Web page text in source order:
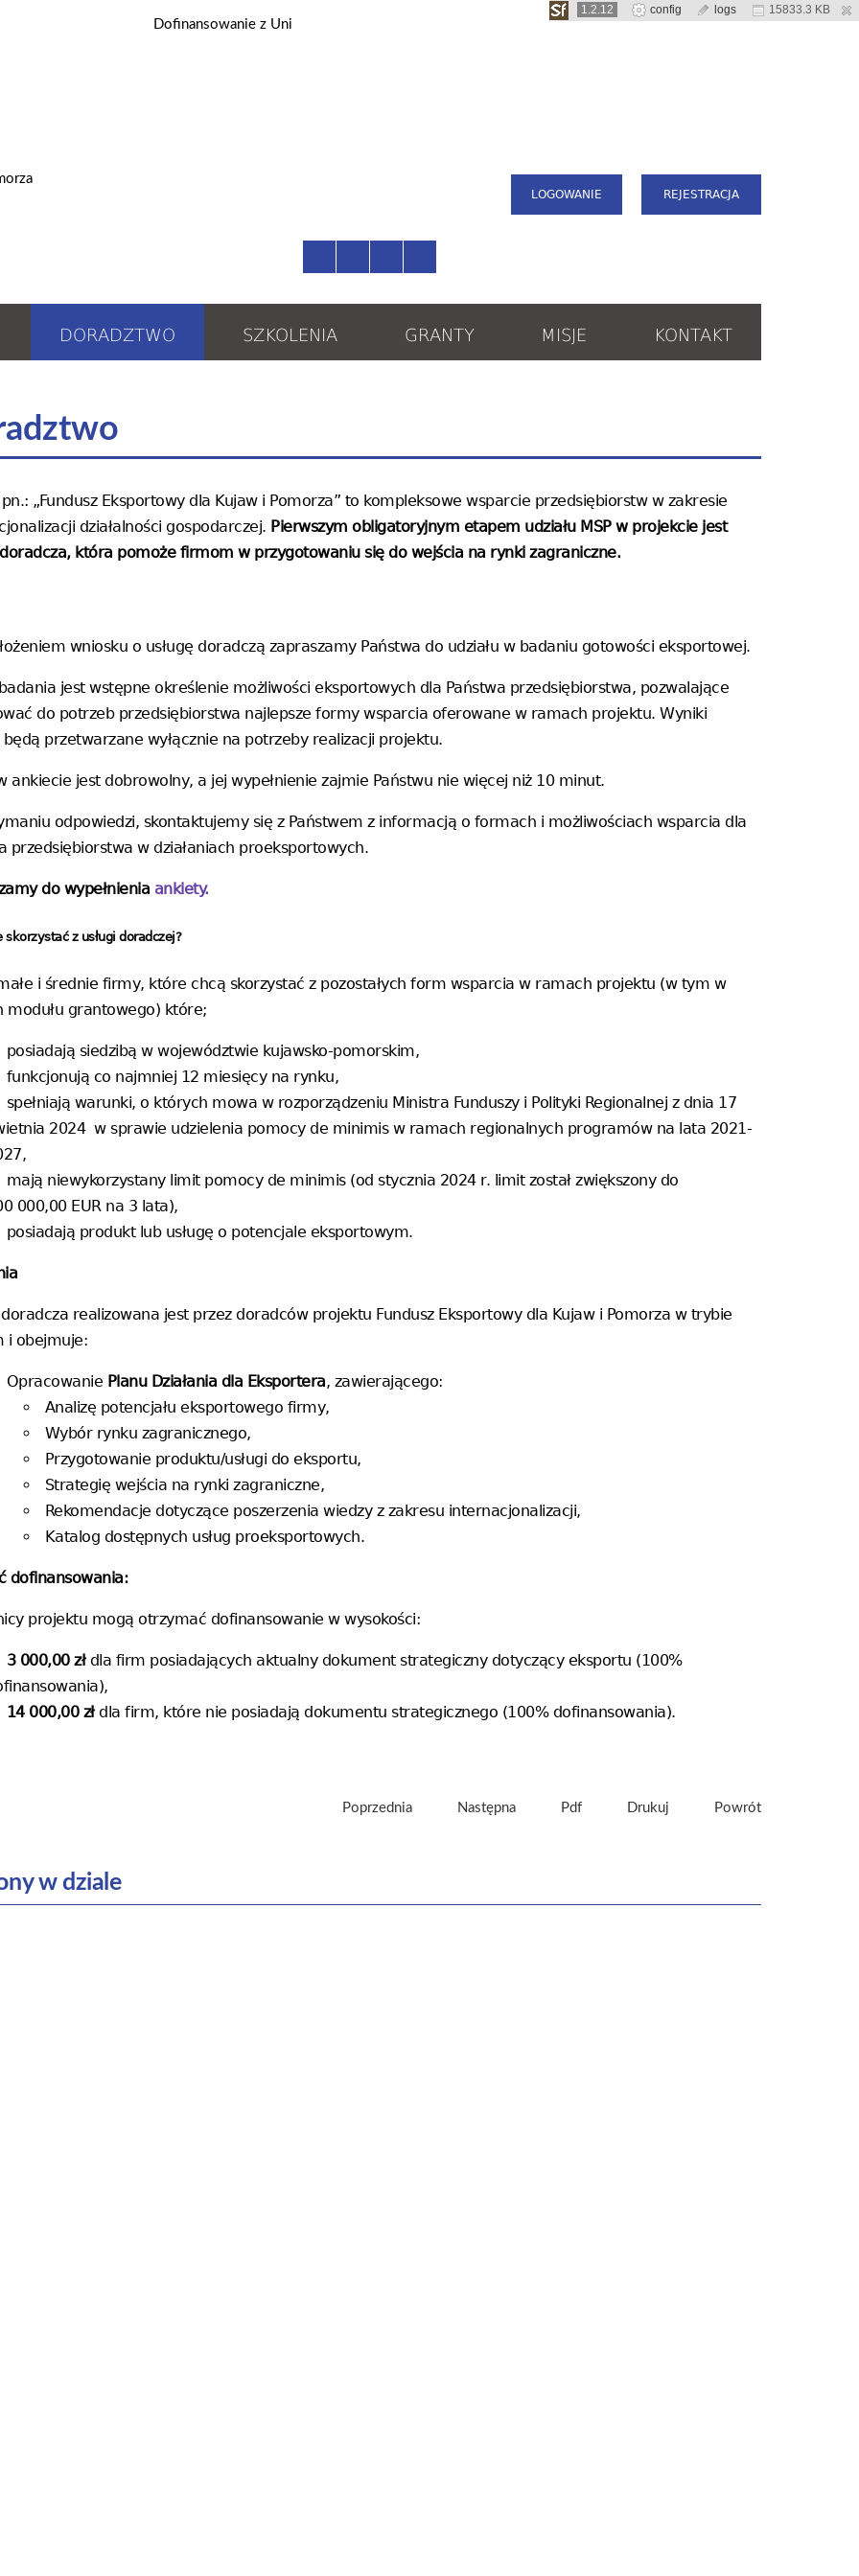
LOGOWANIE REJESTRACJA
DORADZTWO SZKOLENIA GRANTY MISJE KONTAKT
„Fundusz Eksportowy dla Kujaw i Pomorza” to kompleksowe wsparcie przedsiębiorstw w zakresie
działalności gospodarczej. Pierwszym obligatoryjnym etapem udziału MSP w projekcie jest
doradcza, która pomoże firmom w przygotowaniu się do wejścia na rynki zagraniczne.
wniosku o usługę doradczą zapraszamy Państwa do udziału w badaniu gotowości eksportowej.
jest wstępne określenie możliwości eksportowych dla Państwa przedsiębiorstwa, pozwalające
do potrzeb przedsiębiorstwa najlepsze formy wsparcia oferowane w ramach projektu. Wyniki
przetwarzane wyłącznie na potrzeby realizacji projektu.
ankiecie jest dobrowolny, a jej wypełnienie zajmie Państwu nie więcej niż 10 minut.
odpowiedzi, skontaktujemy się z Państwem z informacją o formach i możliwościach wsparcia dla
przedsiębiorstwa w działaniach proeksportowych.
do wypełnienia ankiety.
skorzystać z usługi doradczej?
i średnie firmy, które chcą skorzystać z pozostałych form wsparcia w ramach projektu (w tym w
modułu grantowego) które;
posiadają siedzibą w województwie kujawsko-pomorskim,
funkcjonują co najmniej 12 miesięcy na rynku,
spełniają warunki, o których mowa w rozporządzeniu Ministra Funduszy i Polityki Regionalnej z dnia 17
2024 w sprawie udzielenia pomocy de minimis w ramach regionalnych programów na lata 2021-
mają niewykorzystany limit pomocy de minimis (od stycznia 2024 r. limit został zwiększony do
000,00 EUR na 3 lata),
posiadają produkt lub usługę o potencjale eksportowym.
doradcza realizowana jest przez doradców projektu Fundusz Eksportowy dla Kujaw i Pomorza w trybie
i obejmuje:
Opracowanie Planu Działania dla Eksportera, zawierającego:
Analizę potencjału eksportowego firmy,
Wybór rynku zagranicznego,
Przygotowanie produktu/usługi do eksportu,
Strategię wejścia na rynki zagraniczne,
Rekomendacje dotyczące poszerzenia wiedzy z zakresu internacjonalizacji,
Katalog dostępnych usług proeksportowych.
dofinansowania:
projektu mogą otrzymać dofinansowanie w wysokości:
3 000,00 złdla firm posiadających aktualny dokument strategiczny dotyczący eksportu (100%
14 000,00 złdla firm, które nie posiadają dokumentu strategicznego (100% dofinansowania).
Poprzednia Następna Pdf Drukuj Powrót
w dziale
1.2.12 config logs 15833.3 KB